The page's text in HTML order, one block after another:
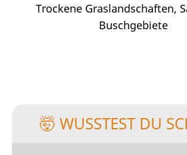
Trockene Graslandschaften,
Buschgebiete
🤯 WUSSTEST DU